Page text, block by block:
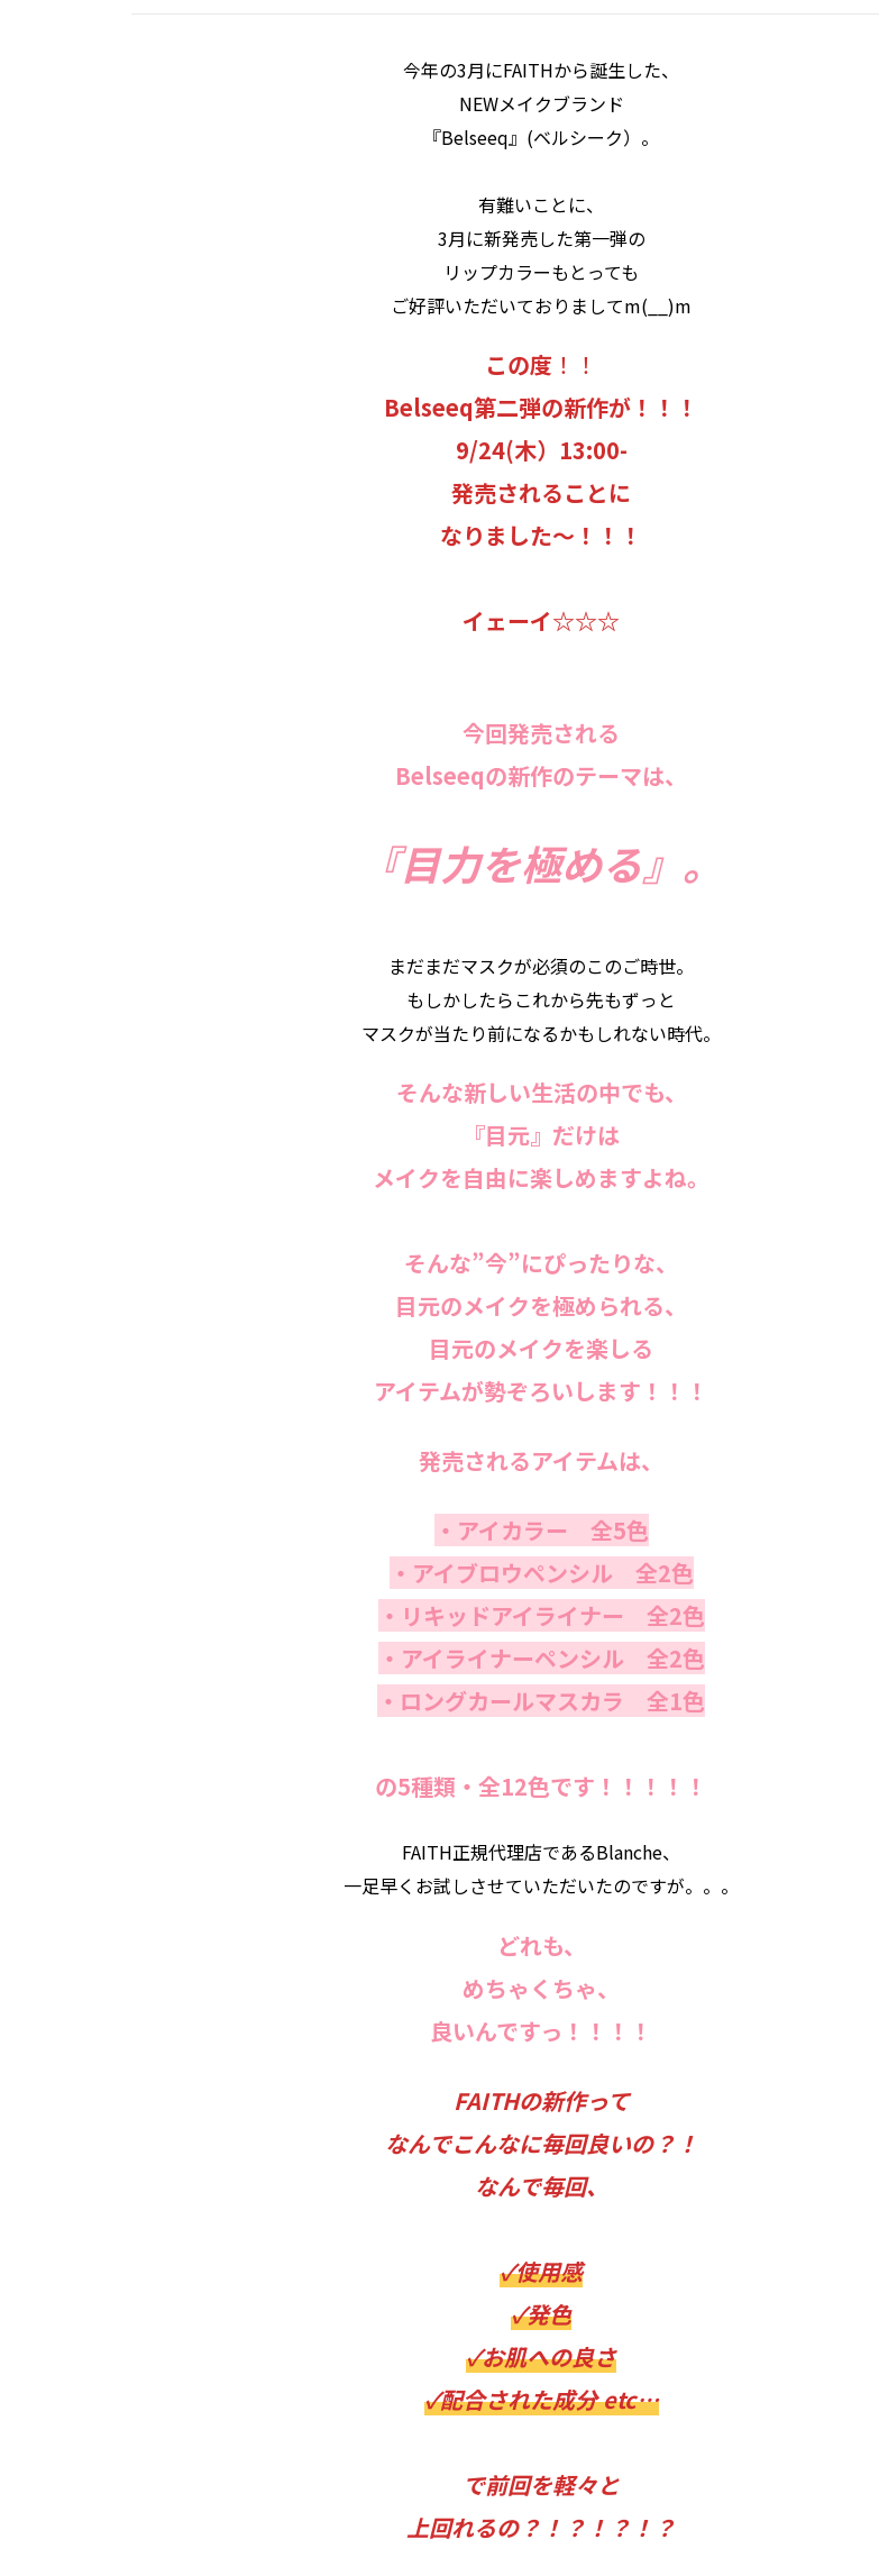
究極のブラウンベージュ。
秋冬のシャドーをお探しならコレ！
今年の3月にFAITHから誕生した、
NEWメイクブランド
『Belseeq』(ベルシーク）。
有難いことに、
3月に新発売した第一弾の
リップカラーもとっても
ご好評いただいておりましてm(__)m
この度 ！！
Belseeq第二弾の新作が！！！
9/24(木）13:00-
発売されることに
なりました～！！！
イェーイ☆☆☆
今回発売される
Belseeqの新作のテーマは、
『目力を極める』。
まだまだマスクが必須のこのご時世。
もしかしたらこれから先もずっと
マスクが当たり前になるかもしれない時代。
そんな新しい生活の中でも、
『目元』だけは
メイクを自由に楽しめますよね。
そんな”今”にぴったりな、
目元のメイクを極められる、
目元のメイクを楽しる
アイテムが勢ぞろいします！！！
発売されるアイテムは、
・アイカラー 全5色
・アイブロウペンシル 全2色
・リキッドアイライナー 全2色
・アイライナーペンシル 全2色
・ロングカールマスカラ 全1色
の5種類 ・全12色です！！！！！
FAITH正規代理店であるBlanche、
一足早くお試しさせていただいたのですが。。。
どれも、
めちゃくちゃ、
良いんですっ！！！！
FAITHの新作って
なんでこんなに毎回良いの？！
なんで毎回、
✓使用感
✓発色
✓お肌への良さ
✓配合された成分 etc…
で前回を軽々と
上回れるの？！？！？！？